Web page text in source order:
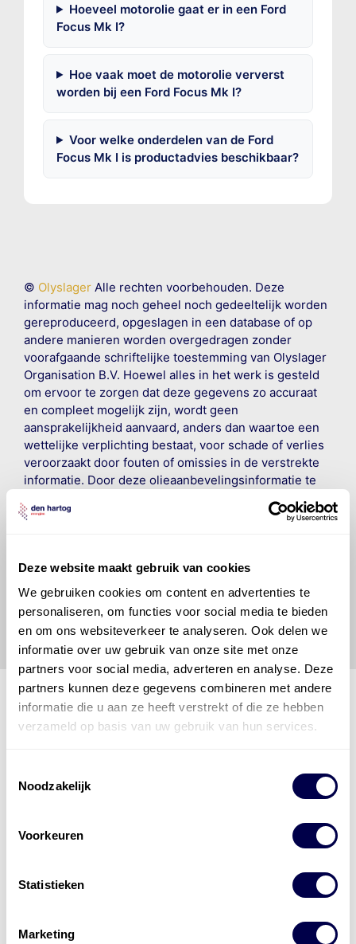
Deze website maakt gebruik van cookies
We gebruiken cookies om content en advertenties te
personaliseren, om functies voor social media te bieden
en om ons websiteverkeer te analyseren. Ook delen we
informatie over uw gebruik van onze site met onze
partners voor social media, adverteren en analyse. Deze
partners kunnen deze gegevens combineren met andere
informatie die u aan ze heeft verstrekt of die ze hebben
verzameld op basis van uw gebruik van hun services.
Noodzakelijk
Voorkeuren
Statistieken
Marketing
Hoeveel motorolie gaat er in een Ford
Focus Mk I?
Hoe vaak moet de motorolie ververst
worden bij een Ford Focus Mk I?
Voor welke onderdelen van de Ford
Focus Mk I is productadvies beschikbaar?
© OlyslagerAlle rechten voorbehouden. Deze
informatie mag noch geheel noch gedeeltelijk worden
gereproduceerd, opgeslagen in een database of op
andere manieren worden overgedragen zonder
voorafgaande schriftelijke toestemming van Olyslager
Organisation B.V. Hoewel alles in het werk is gesteld
om ervoor te zorgen dat deze gegevens zo accuraat
en compleet mogelijk zijn, wordt geen
aansprakelijkheid aanvaard, anders dan waartoe een
wettelijke verplichting bestaat, voor schade of verlies
veroorzaakt door fouten of omissies in de verstrekte
informatie. Door deze olieaanbevelingsinformatie te
raadplegen en te gebruiken erkent de gebruiker dat
hij/zij de ervaring, de kennis en het vermogen heeft
vrijwaart en indemniseert de uitgever en
Energiesvoor enig verlies, letsel, claim en schade
veroorzaakt door een onjuiste interpretatie of een
onjuist gebruik van de gepubliceerde gegevens.